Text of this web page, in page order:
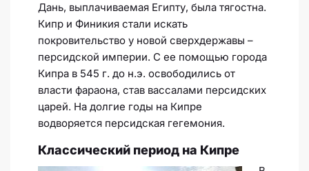
Дань, выплачиваемая Египту, была тягостна.
Кипр и Финикия стали искать
покровительство у новой сверхдержавы –
персидской империи. С ее помощью города
Кипра в 545 г. до н.э. освободились от
власти фараона, став вассалами персидских
царей. На долгие годы на Кипре
водворяется персидская гегемония.
Классический период на Кипре